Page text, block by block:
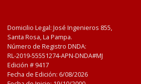
Domicilio Legal: José Ingenieros 855,
Santa Rosa, La Pampa.
Número de Registro DNDA:
RL-2019-55551274-APN-DNDA#MJ
Edición # 9417
Fecha de Edición: 6/08/2026